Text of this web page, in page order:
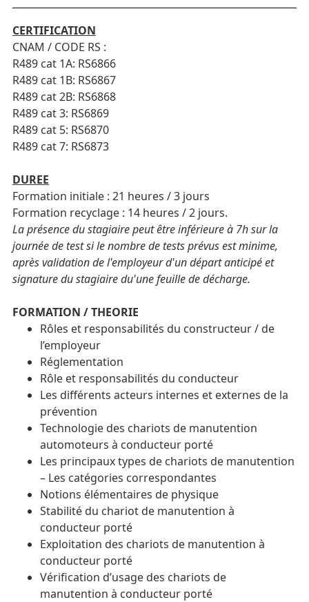
CERTIFICATION
CNAM / CODE RS :
R489 cat 1A: RS6866
R489 cat 1B: RS6867
R489 cat 2B: RS6868
R489 cat 3: RS6869
R489 cat 5: RS6870
R489 cat 7: RS6873
DUREE
Formation initiale : 21 heures / 3 jours
Formation recyclage : 14 heures / 2 jours.
La présence du stagiaire peut être inférieure à 7h sur la
journée de test si le nombre de tests prévus est minime,
après validation de l'employeur d'un départ anticipé et
signature du stagiaire du'une feuille de décharge.
FORMATION / THEORIE
Rôles et responsabilités du constructeur / de
l’employeur
Réglementation
Rôle et responsabilités du conducteur
Les différents acteurs internes et externes de la
prévention
Technologie des chariots de manutention
automoteurs à conducteur porté
Les principaux types de chariots de manutention
– Les catégories correspondantes
Notions élémentaires de physique
Stabilité du chariot de manutention à
conducteur porté
Exploitation des chariots de manutention à
conducteur porté
Vérification d’usage des chariots de
manutention à conducteur porté